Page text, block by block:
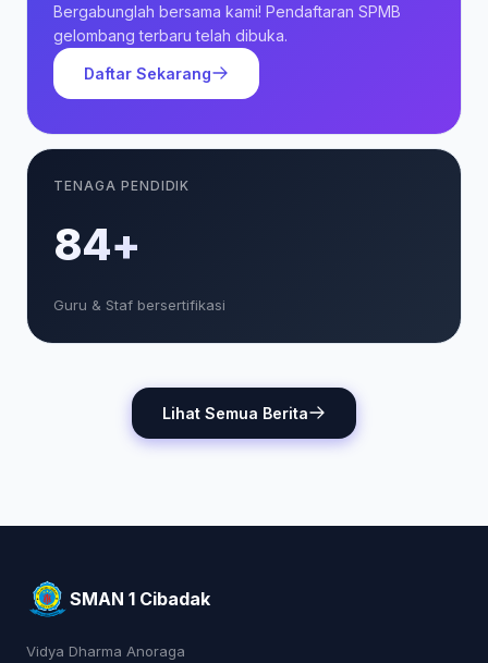
Bergabunglah bersama kami! Pendaftaran SPMB
gelombang terbaru telah dibuka.
Daftar Sekarang
TENAGA PENDIDIK
85+
Guru & Staf bersertifikasi
Lihat Semua Berita
SMAN 1 Cibadak
Vidya Dharma Anoraga